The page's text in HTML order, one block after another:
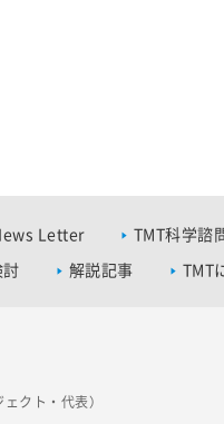
Letter TMT科学諮
解説記事 TMT
クト・代表）